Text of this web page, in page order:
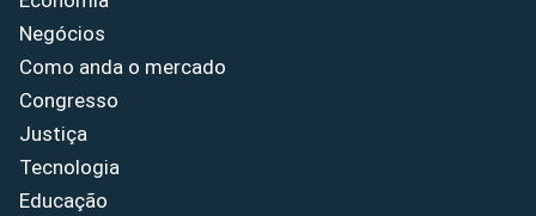
Negócios
Como anda o mercado
Congresso
Justiça
Tecnologia
Educação